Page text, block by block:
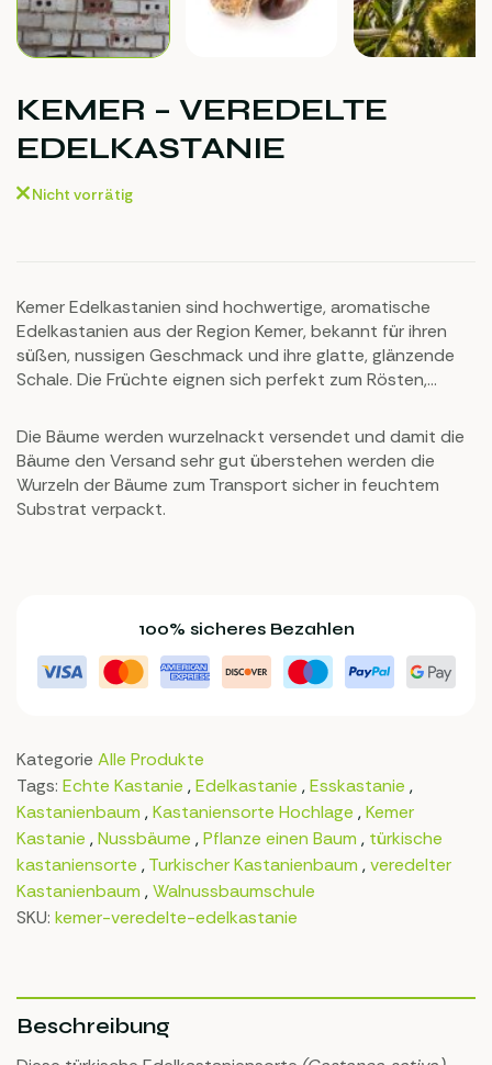
KEMER – VEREDELTE
EDELKASTANIE
Nicht vorrätig
Kemer Edelkastanien sind hochwertige, aromatische
Edelkastanien aus der Region Kemer, bekannt für ihren
süßen, nussigen Geschmack und ihre glatte, glänzende
Schale. Die Früchte eignen sich perfekt zum Rösten,
süßen Gerichten. Dank ihrer feinen Textur und vielseitigen
Verwendungsmöglichkeiten sind Kemer Edelkastanien
eine beliebte Wahl in der Küche.
Die Bäume werden wurzelnackt versendet und damit die
Bäume den Versand sehr gut überstehen werden die
Wurzeln der Bäume zum Transport sicher in feuchtem
Substrat verpackt.
100% sicheres Bezahlen
Kategorie Alle Produkte
Tags: Echte Kastanie ,Edelkastanie ,Esskastanie ,
Kastanienbaum ,Kastaniensorte Hochlage ,Kemer
Kastanie ,Nussbäume ,Pflanze einen Baum , türkische
kastaniensorte ,Turkischer Kastanienbaum ,veredelter
Kastanienbaum ,Walnussbaumschule
SKU: kemer-veredelte-edelkastanie
Beschreibung